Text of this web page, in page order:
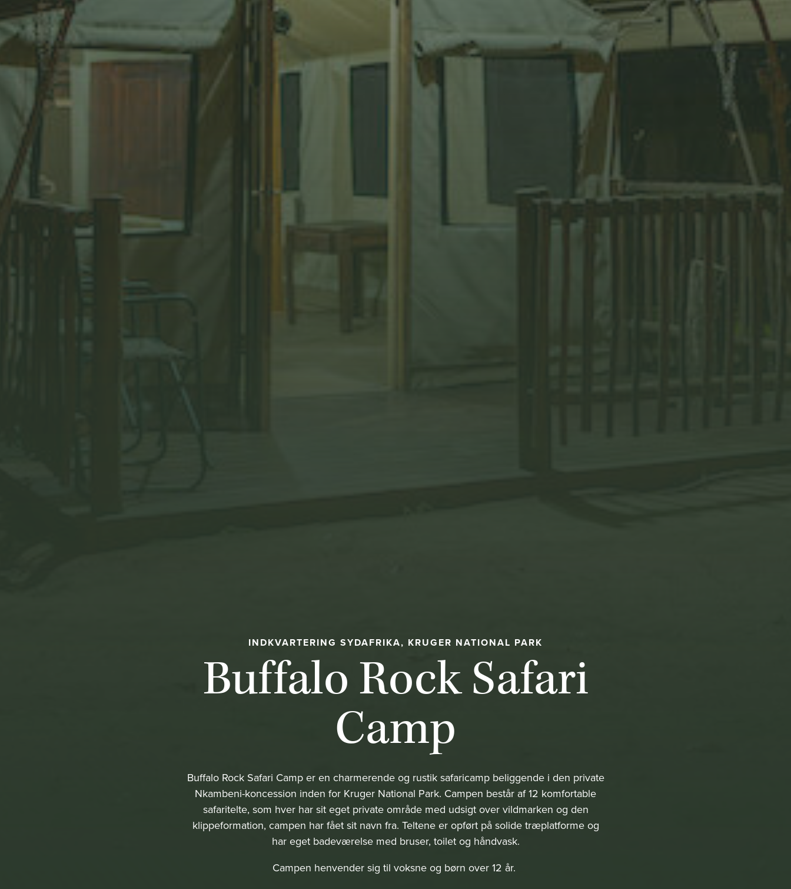
INDKVARTERING SYDAFRIKA, KRUGER NATIONAL PARK
Buffalo Rock Safari
Camp
Buffalo Rock Safari Camp er en charmerende og rustik safaricamp beliggende i den private
Nkambeni-koncession inden for Kruger National Park. Campen består af 12 komfortable
safaritelte, som hver har sit eget private område med udsigt over vildmarken og den
klippeformation, campen har fået sit navn fra. Teltene er opført på solide træplatforme og
har eget badeværelse med bruser, toilet og håndvask.
Campen henvender sig til voksne og børn over 12 år.